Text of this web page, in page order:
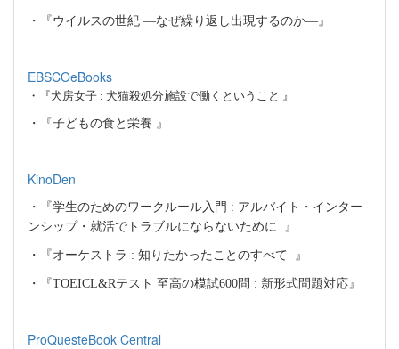
・『ウイルスの世紀 ―なぜ繰り返し出現するのか―』
EBSCOeBooks
・『犬房女子 : 犬猫殺処分施設で働くということ 』
・『子どもの食と栄養 』
KinoDen
・『学生のためのワークルール入門 : アルバイト・インター
ンシップ・就活でトラブルにならないために
』
・『オーケストラ : 知りたかったことのすべて 』
・『TOEICL&Rテスト 至高の模試600問 : 新形式問題対応』
ProQuesteBook Central